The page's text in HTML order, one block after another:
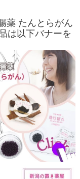
薬 たんとらがん
は以下バナーを